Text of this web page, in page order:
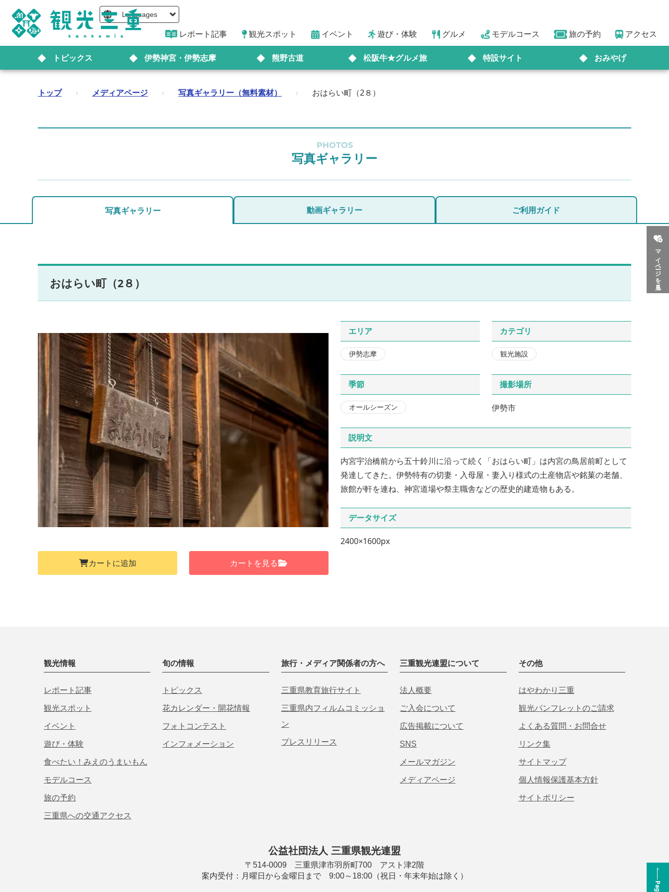
Languages
レポート記事 観光スポット イベント 遊び・体験 グルメ モデルコース 旅の予約 アクセス
トピックス 伊勢神宮・伊勢志摩 熊野古道 松阪牛★グルメ旅 特設サイト おみやげ
マイページを見る
トップ › メディアページ › 写真ギャラリー（無料素材） › おはらい町（2８）
PHOTOS
写真ギャラリー
写真ギャラリー 動画ギャラリー ご利用ガイド
おはらい町（2８）
カートに追加 カートを見る
エリア
伊勢志摩
カテゴリ
観光施設
季節
オールシーズン
撮影場所
伊勢市
説明文
内宮宇治橋前から五十鈴川に沿って続く「おはらい町」は内宮の鳥居前町として
発達してきた。伊勢特有の切妻・入母屋・妻入り様式の土産物店や銘菓の老舗、
旅館が軒を連ね、神宮道場や祭主職舎などの歴史的建造物もある。
データサイズ
2400×1600px
観光情報
レポート記事
観光スポット
イベント
遊び・体験
食べたい！みえのうまいもん
モデルコース
旅の予約
三重県への交通アクセス
旬の情報
トピックス
花カレンダー・開花情報
フォトコンテスト
インフォメーション
旅行・メディア関係者の方へ
三重県教育旅行サイト
三重県内フィルムコミッショ
ン
プレスリリース
三重観光連盟について
法人概要
ご入会について
広告掲載について
SNS
メールマガジン
メディアページ
その他
はやわかり三重
観光パンフレットのご請求
よくある質問・お問合せ
リンク集
サイトマップ
個人情報保護基本方針
サイトポリシー
公益社団法人 三重県観光連盟
〒514-0009 三重県津市羽所町700 アスト津2階
案内受付：月曜日から金曜日まで 9:00～18:00（祝日・年末年始は除く）